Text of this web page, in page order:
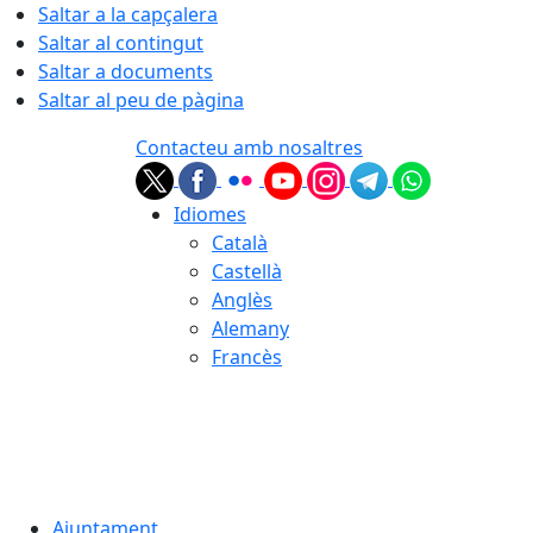
Saltar a la capçalera
Saltar al contingut
Saltar a documents
Saltar al peu de pàgina
Contacteu amb nosaltres
Idiomes
Català
Castellà
Anglès
Alemany
Francès